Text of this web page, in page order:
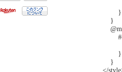
}
}
}
}
</